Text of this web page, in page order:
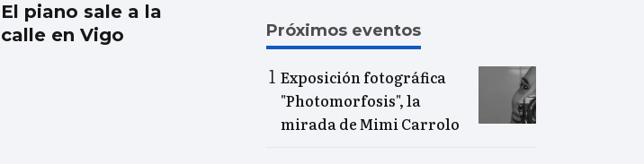
El piano sale a la
calle en Vigo
Próximos eventos
Exposición fotográfica
"Photomorfosis", la
mirada de Mimi Carrolo